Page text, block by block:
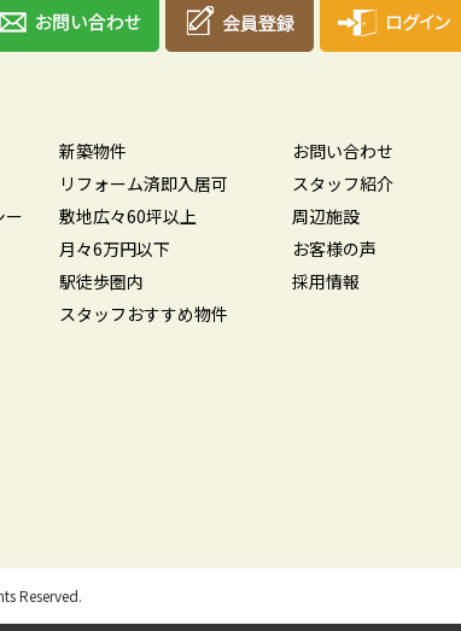
ー
新築物件
リフォーム済即入居可
敷地広々60坪以上
月々6万円以下
駅徒歩圏内
スタッフおすすめ物件
お問い合わせ
スタッフ紹介
周辺施設
お客様の声
採用情報
Reserved.